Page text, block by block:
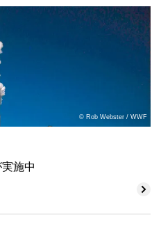
© Rob Webster / WWF
施中